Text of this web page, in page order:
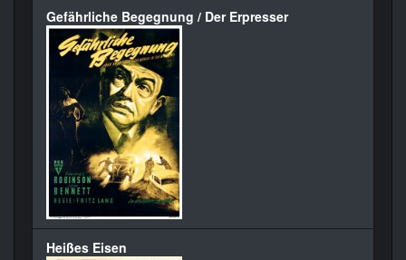
Gefährliche Begegnung / Der Erpresser
Heißes Eisen